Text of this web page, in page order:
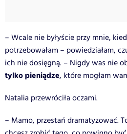
– Wcale nie byłyście przy mnie,
potrzebowałam – powiedziałam,
ich nie dosięgną. – Nigdy was nie
tylko pieniądze, które mogłam
Natalia przewróciła oczami.
– Mamo, przestań dramatyzować.